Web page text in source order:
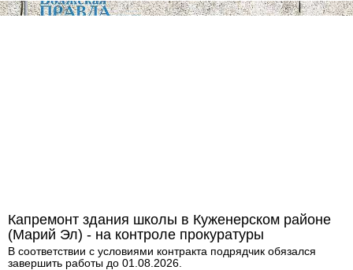
Капремонт здания школы в Куженерском районе
(Марий Эл) - на контроле прокуратуры
В соответствии с условиями контракта подрядчик обязался
завершить работы до 01.08.2026.